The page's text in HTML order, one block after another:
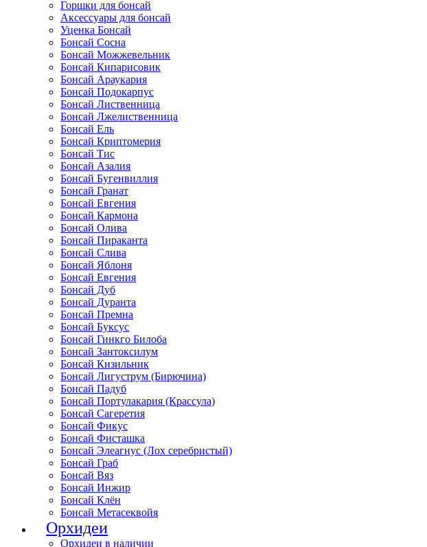
Горшки для бонсай
Аксессуары для бонсай
Уценка Бонсай
Бонсай Сосна
Бонсай Можжевельник
Бонсай Кипарисовик
Бонсай Араукария
Бонсай Подокарпус
Бонсай Лиственница
Бонсай Лжелиственница
Бонсай Ель
Бонсай Криптомерия
Бонсай Тис
Бонсай Азалия
Бонсай Бугенвиллия
Бонсай Гранат
Бонсай Евгения
Бонсай Кармона
Бонсай Олива
Бонсай Пираканта
Бонсай Слива
Бонсай Яблоня
Бонсай Евгения
Бонсай Дуб
Бонсай Дуранта
Бонсай Премна
Бонсай Буксус
Бонсай Гинкго Билоба
Бонсай Зантоксилум
Бонсай Кизильник
Бонсай Лигуструм (Бирючина)
Бонсай Падуб
Бонсай Портулакария (Крассула)
Бонсай Сагеретия
Бонсай Фикус
Бонсай Фисташка
Бонсай Элеагнус (Лох серебристый)
Бонсай Граб
Бонсай Вяз
Бонсай Инжир
Бонсай Клён
Бонсай Метасеквойя
Орхидеи
Орхидеи в наличии